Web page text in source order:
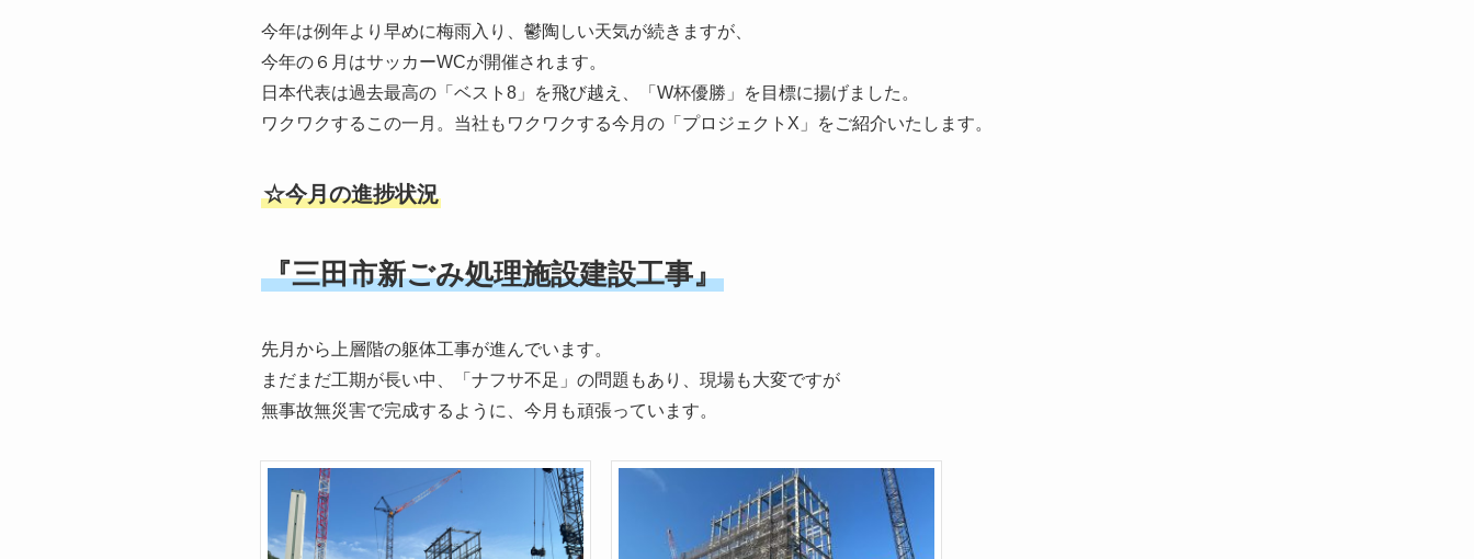
今年は例年より早めに梅雨入り、鬱陶しい天気が続きますが、
今年の６月はサッカーWCが開催されます。
日本代表は過去最高の「ベスト8」を飛び越え、「W杯優勝」を目標に揚げました。
ワクワクするこの一月。当社もワクワクする今月の「プロジェクトX」をご紹介いたします。
☆今月の進捗状況
『三田市新ごみ処理施設建設工事』
先月から上層階の躯体工事が進んでいます。
まだまだ工期が長い中、「ナフサ不足」の問題もあり、現場も大変ですが
無事故無災害で完成するように、今月も頑張っています。